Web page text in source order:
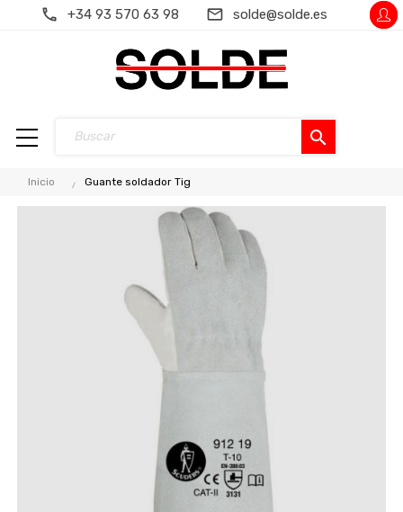
+34 93 570 63 98 solde@solde.es
search
Inicio Guante soldador Tig